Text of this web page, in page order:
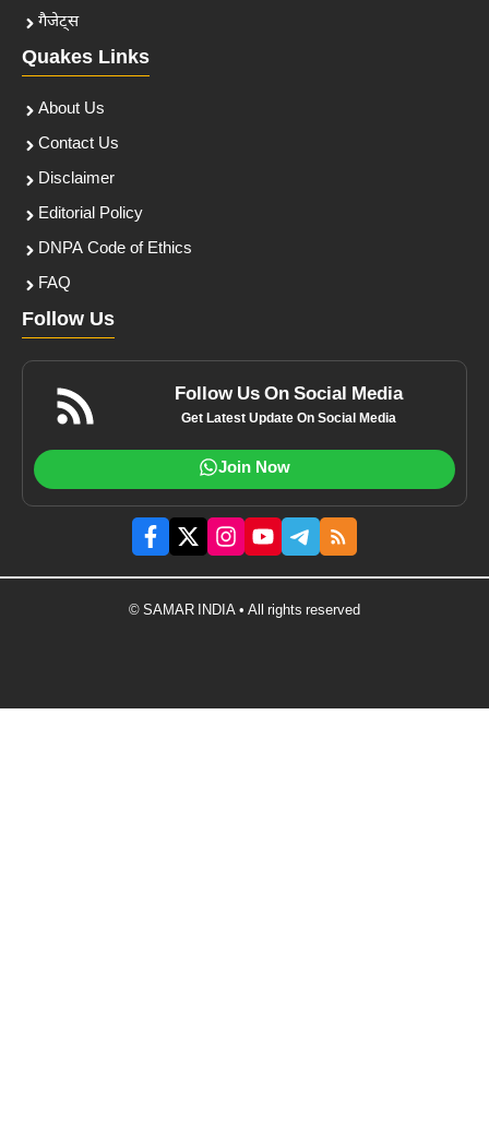
गैजेट्स
Quakes Links
About Us
Contact Us
Disclaimer
Editorial Policy
DNPA Code of Ethics
FAQ
Follow Us
Follow Us On Social Media
Get Latest Update On Social Media
Join Now
© SAMAR INDIA • All rights reserved